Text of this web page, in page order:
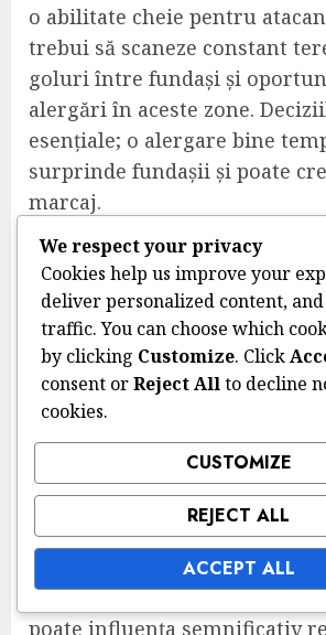
o abilitate cheie pentru
trebui să scaneze constant
goluri între fundași și
alergări în aceste zone.
esențiale; o alergare bine
surprinde fundașii și poate
marcaj.
Atacanții pot beneficia de
tendințelor și poziționării
exemplu, dacă un fundaș
angajeze prea mult, atacantul
exploata spațiul lăsat în urmă.
alergărilor diagonale poate, de
pentru a primi pase.
Poziționarea în timpul
În timpul fazelor fixe, cum ar
loviturile libere, poziționarea
poate influența semnificativ
We respect your privacy
Cookies help us improve your
deliver personalized content,
traffic. You can choose which
by clicking Customize. Click
consent orReject Allto decline
cookies.
CUSTOMIZE
REJECT ALL
ACCEPT ALL